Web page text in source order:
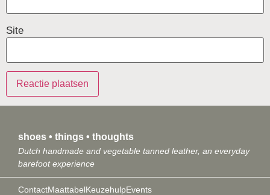
Site
shoes • things • thoughts
Dutch handmade and vegetable tanned leather, an everyday
barefoot experience
ContactMaattabelKeuzehulpEvents